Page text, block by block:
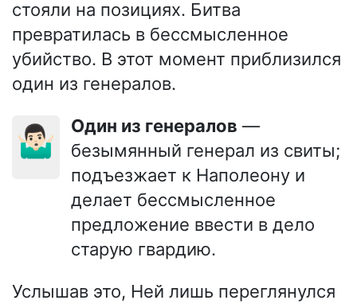
стояли на позициях. Битва
превратилась в бессмысленное
убийство. В этот момент приблизился
один из генералов.
🤷🏻‍♂️ Один из генералов —
безымянный генерал из свиты;
подъезжает к Наполеону и
делает бессмысленное
предложение ввести в дело
старую гвардию.
Услышав это, Ней лишь переглянулся